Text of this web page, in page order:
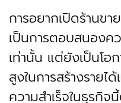
การอยากเปิดร้านข
เป็นการตอบสนองค
เท่านั้น แต่ยังเป็นโ
สูงในการสร้างรายได้
ความสำเร็จในธุรกิ